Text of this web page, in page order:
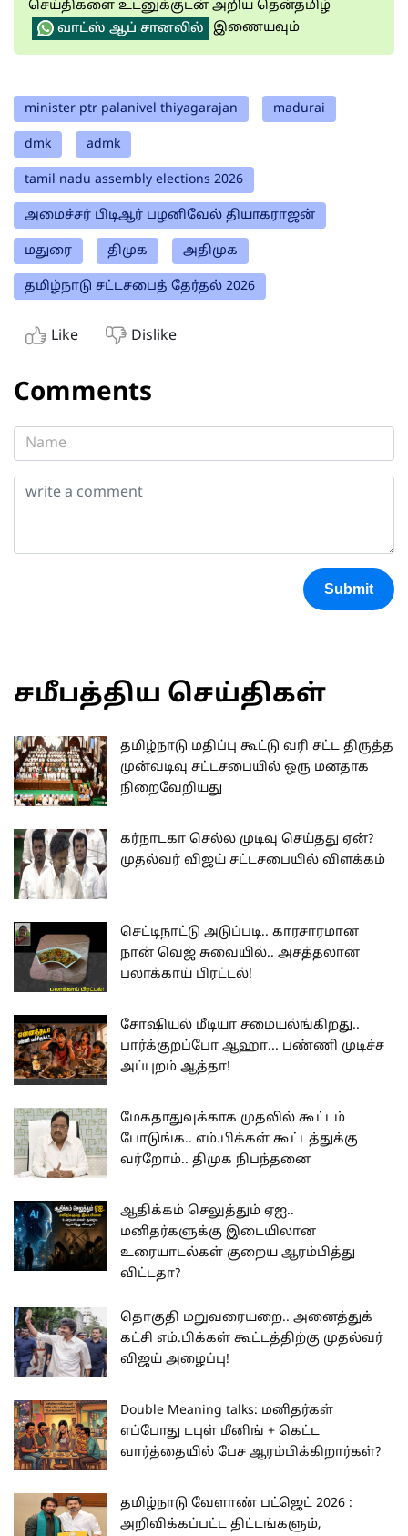
செய்திகளை உடனுக்குடன் அறிய தென்தமிழ்
வாட்ஸ் ஆப் சானலில்
இணையவும்
minister ptr palanivel thiyagarajan madurai
dmk admk
tamil nadu assembly elections 2026
அமைச்சர் பிடிஆர் பழனிவேல் தியாகராஜன்
மதுரை திமுக அதிமுக
தமிழ்நாடு சட்டசபைத் தேர்தல் 2026
Like Dislike
Comments
Submit
சமீபத்திய செய்திகள்
தமிழ்நாடு மதிப்பு கூட்டு வரி சட்ட திருத்த
முன்வடிவு சட்டசபையில் ஒரு மனதாக
நிறைவேறியது
கர்நாடகா செல்ல முடிவு செய்தது ஏன்?
முதல்வர் விஜய் சட்டசபையில் விளக்கம்
செட்டிநாட்டு அடுப்படி.. காரசாரமான
நான் வெஜ் சுவையில்.. அசத்தலான
பலாக்காய் பிரட்டல்!
சோஷியல் மீடியா சமையல்ங்கிறது..
பார்க்குறப்போ ஆஹா... பண்ணி முடிச்ச
அப்புறம் ஆத்தா!
மேகதாதுவுக்காக முதலில் கூட்டம்
போடுங்க.. எம்.பிக்கள் கூட்டத்துக்கு
வர்றோம்.. திமுக நிபந்தனை
ஆதிக்கம் செலுத்தும் ஏஐ..
மனிதர்களுக்கு இடையிலான
உரையாடல்கள் குறைய ஆரம்பித்து
விட்டதா?
தொகுதி மறுவரையறை.. அனைத்துக்
கட்சி எம்.பிக்கள் கூட்டத்திற்கு முதல்வர்
விஜய் அழைப்பு!
Double Meaning talks: மனிதர்கள்
எப்போது டபுள் மீனிங் + கெட்ட
வார்த்தையில் பேச ஆரம்பிக்கிறார்கள்?
தமிழ்நாடு வேளாண் பட்ஜெட் 2026 :
அறிவிக்கப்பட்ட திட்டங்களும்,